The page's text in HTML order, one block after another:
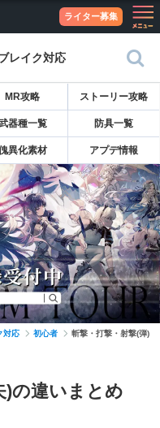
ライター募集
レイク対応
MR攻略 ストーリー攻略
器種一覧 防具一覧
異化素材 アプデ情報
対応 初心者 斬撃・打撃・射撃(弾)
)の違いまとめ